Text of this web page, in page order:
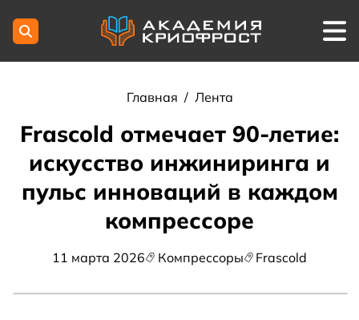
Главная / Лента
Frascold отмечает 90-летие:
искусство инжиниринга и
пульс инноваций в каждом
компрессоре
11 марта 2026 Компрессоры Frascold